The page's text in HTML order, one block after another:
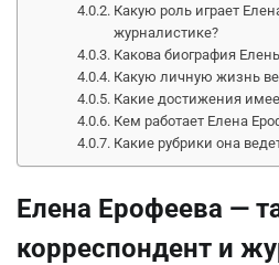
Какую роль играет
журналистике?
Какова биография
Какую личную жизнь
Какие достижения
Кем работает Елена
Какие рубрики она
Елена Ерофеева —
корреспондент и